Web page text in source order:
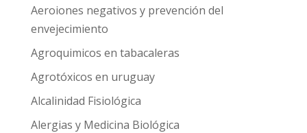
Aeroiones negativos y prevención del
envejecimiento
Agroquimicos en tabacaleras
Agrotóxicos en uruguay
Alcalinidad Fisiológica
Alergias y Medicina Biológica